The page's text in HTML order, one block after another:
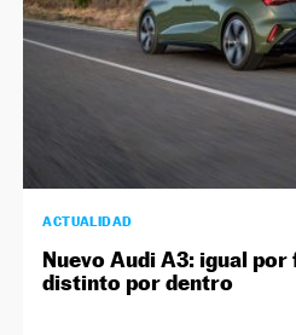
ACTUALIDAD
Nuevo Audi A3: igual
distinto por dentro